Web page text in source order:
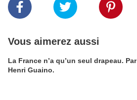
Vous aimerez aussi
La France n’a qu’un seul drapeau. Par
Henri Guaino.